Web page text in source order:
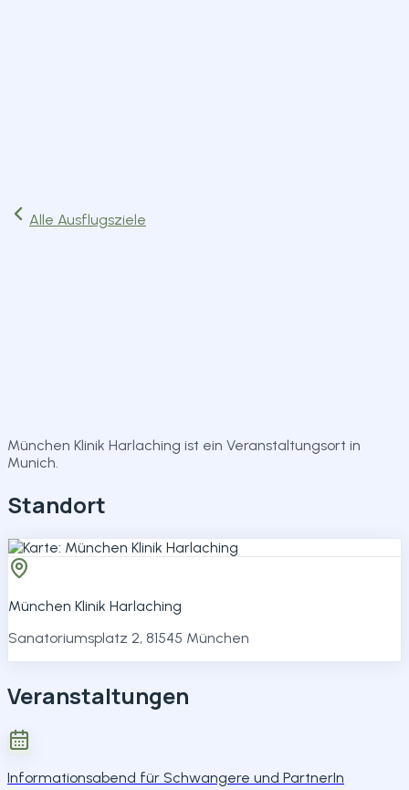
Alle Ausflugsziele
München Klinik Harlaching ist ein Veranstaltungsort in
Munich.
Standort
München Klinik Harlaching
Sanatoriumsplatz 2, 81545 München
Veranstaltungen
Informationsabend für Schwangere und PartnerIn